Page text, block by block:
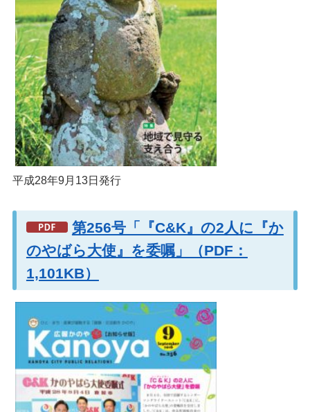
平成28年9月13日発行
第256号「『C&K』の2人に『か
のやばら大使』を委嘱」（PDF：
1,101KB）